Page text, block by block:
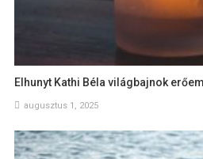
Elhunyt Kathi Béla világbajnok
augusztus 1, 2025